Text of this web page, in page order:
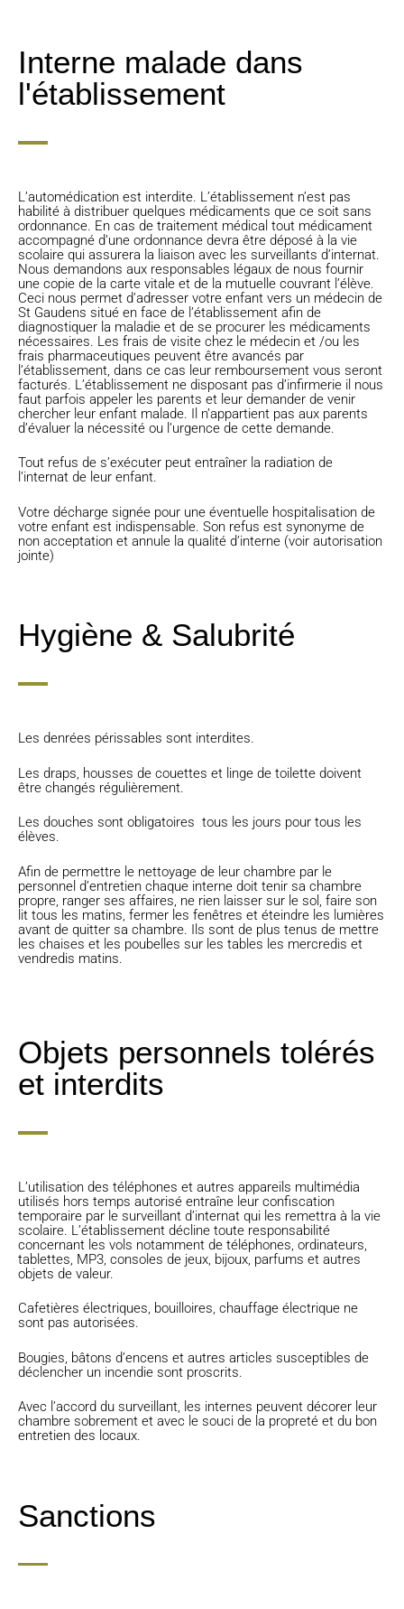
Interne malade dans
l'établissement
L’automédication est interdite. L’établissement n’est pas
habilité à distribuer quelques médicaments que ce soit sans
ordonnance. En cas de traitement médical tout médicament
accompagné d’une ordonnance devra être déposé à la vie
scolaire qui assurera la liaison avec les surveillants d’internat.
Nous demandons aux responsables légaux de nous fournir
une copie de la carte vitale et de la mutuelle couvrant l’élève.
Ceci nous permet d’adresser votre enfant vers un médecin de
St Gaudens situé en face de l’établissement afin de
diagnostiquer la maladie et de se procurer les médicaments
nécessaires. Les frais de visite chez le médecin et /ou les
frais pharmaceutiques peuvent être avancés par
l’établissement, dans ce cas leur remboursement vous seront
facturés. L’établissement ne disposant pas d’infirmerie il nous
faut parfois appeler les parents et leur demander de venir
chercher leur enfant malade. Il n’appartient pas aux parents
d’évaluer la nécessité ou l’urgence de cette demande.
Tout refus de s’exécuter peut entraîner la radiation de
l’internat de leur enfant.
Votre décharge signée pour une éventuelle hospitalisation de
votre enfant est indispensable. Son refus est synonyme de
non acceptation et annule la qualité d’interne (voir autorisation
jointe)
Hygiène & Salubrité
Les denrées périssables sont interdites.
Les draps, housses de couettes et linge de toilette doivent
être changés régulièrement.
Les douches sont obligatoires tous les jours pour tous les
élèves.
Afin de permettre le nettoyage de leur chambre par le
personnel d’entretien chaque interne doit tenir sa chambre
propre, ranger ses affaires, ne rien laisser sur le sol, faire son
lit tous les matins, fermer les fenêtres et éteindre les lumières
avant de quitter sa chambre. Ils sont de plus tenus de mettre
les chaises et les poubelles sur les tables les mercredis et
vendredis matins.
Objets personnels tolérés
et interdits
L’utilisation des téléphones et autres appareils multimédia
utilisés hors temps autorisé entraîne leur confiscation
temporaire par le surveillant d’internat qui les remettra à la vie
scolaire. L’établissement décline toute responsabilité
concernant les vols notamment de téléphones, ordinateurs,
tablettes, MP3, consoles de jeux, bijoux, parfums et autres
objets de valeur.
Cafetières électriques, bouilloires, chauffage électrique ne
sont pas autorisées.
Bougies, bâtons d’encens et autres articles susceptibles de
déclencher un incendie sont proscrits.
Avec l’accord du surveillant, les internes peuvent décorer leur
chambre sobrement et avec le souci de la propreté et du bon
entretien des locaux.
Sanctions